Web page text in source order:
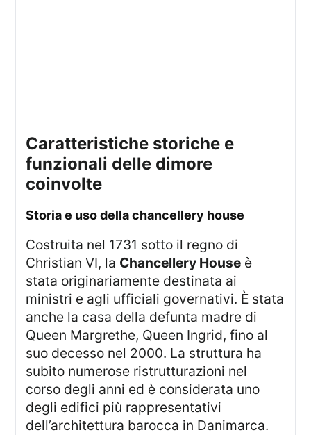
caratteristiche storiche e
funzionali delle dimore
coinvolte
storia e uso della chancellery house
Costruita nel 1731 sotto il regno di
Christian VI, la Chancellery House è
stata originariamente destinata ai
ministri e agli ufficiali governativi. È stata
anche la casa della defunta madre di
Queen Margrethe, Queen Ingrid, fino al
suo decesso nel 2000. La struttura ha
subito numerose ristrutturazioni nel
corso degli anni ed è considerata uno
degli edifici più rappresentativi
dell’architettura barocca in Danimarca.